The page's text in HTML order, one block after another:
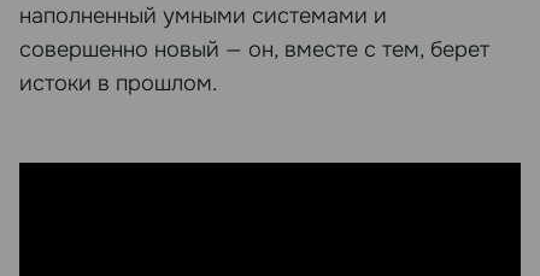
наполненный умными системами и
совершенно новый — он, вместе с тем, берет
истоки в прошлом.